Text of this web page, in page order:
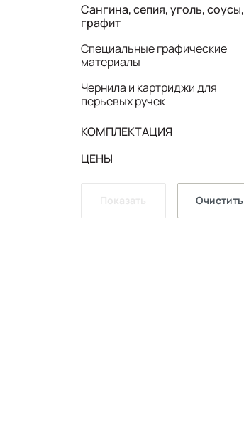
Сангина, сепия, уголь, соусы,
графит
Специальные графические
материалы
Чернила и картриджи для
перьевых ручек
КОМПЛЕКТАЦИЯ
ЦЕНЫ
Очистить